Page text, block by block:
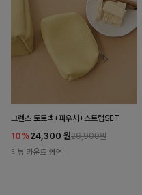
그렌스 토트백+파우치+스트랩SET
10%24,300 원26,900원
리뷰 카운트 영역